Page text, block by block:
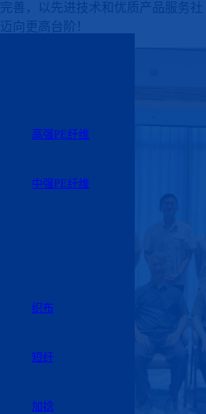
高强PE纤维
中强PE纤维
织布
短纤
加捻
善，以先进技术和优质产品服务社
向更高台阶！